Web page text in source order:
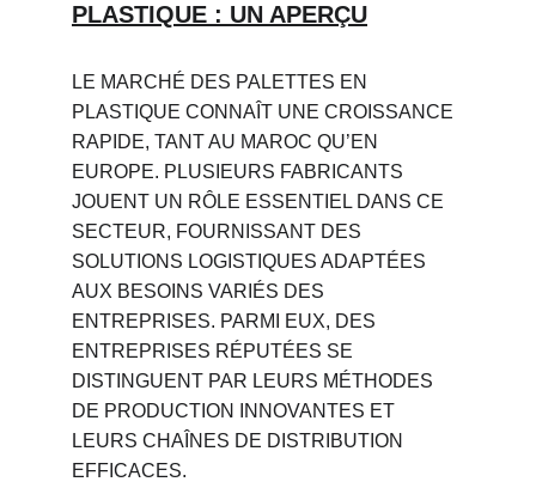
PLASTIQUE : UN APERÇU
LE MARCHÉ DES PALETTES EN
PLASTIQUE CONNAÎT UNE CROISSANCE
RAPIDE, TANT AU MAROC QU’EN
EUROPE. PLUSIEURS FABRICANTS
JOUENT UN RÔLE ESSENTIEL DANS CE
SECTEUR, FOURNISSANT DES
SOLUTIONS LOGISTIQUES ADAPTÉES
AUX BESOINS VARIÉS DES
ENTREPRISES. PARMI EUX, DES
ENTREPRISES RÉPUTÉES SE
DISTINGUENT PAR LEURS MÉTHODES
DE PRODUCTION INNOVANTES ET
LEURS CHAÎNES DE DISTRIBUTION
EFFICACES.